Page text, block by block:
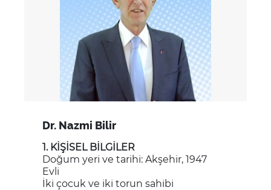
Dr. Nazmi Bilir
1. KİŞİSEL BİLGİLER
Doğum yeri ve tarihi: Akşehir, 1947
Evli
İki çocuk ve iki torun sahibi